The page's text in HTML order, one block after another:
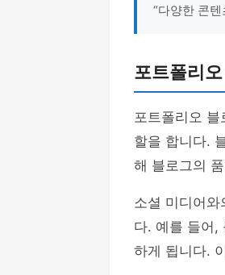
“다양한 콘
포트폴리
포트폴리오
할을 합니다.
해 블로그의
소셜 미디어
다. 예를 들어,
하게 됩니다.